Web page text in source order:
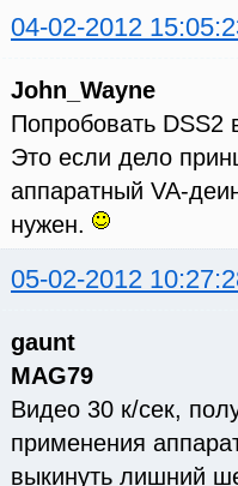
04-02-2012
John_Wayne
Попробовать DSS2
Это если дело
аппаратный VA-
нужен.
05-02-2012
gaunt
MAG79
Видео 30 к/сек,
применения
выкинуть лишний